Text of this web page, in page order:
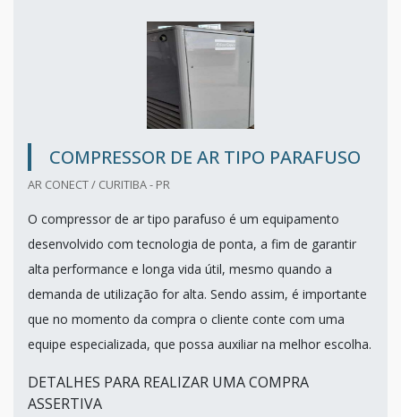
COMPRESSOR DE AR TIPO PARAFUSO
AR CONECT / CURITIBA - PR
O compressor de ar tipo parafuso é um equipamento
desenvolvido com tecnologia de ponta, a fim de garantir
alta performance e longa vida útil, mesmo quando a
demanda de utilização for alta. Sendo assim, é importante
que no momento da compra o cliente conte com uma
equipe especializada, que possa auxiliar na melhor escolha.
DETALHES PARA REALIZAR UMA COMPRA
ASSERTIVA